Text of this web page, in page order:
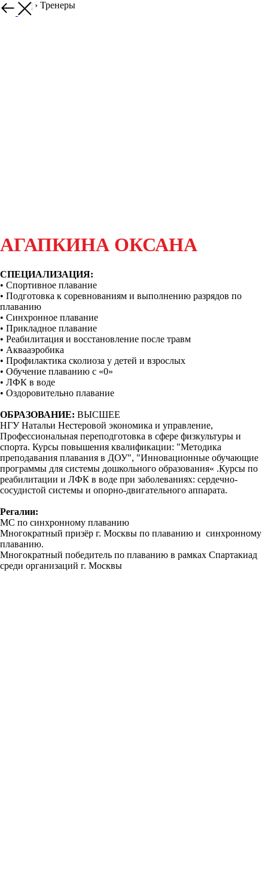
Главная › Тренеры
АГАПКИНА ОКСАНА
СПЕЦИАЛИЗАЦИЯ:
• Спортивное плавание
• Подготовка к соревнованиям и выполнению разрядов по
плаванию
• Синхронное плавание
• Прикладное плавание
• Реабилитация и восстановление после травм
• Аквааэробика
• Профилактика сколиоза у детей и взрослых
• Обучение плаванию с «0»
• ЛФК в воде
• Оздоровительно плавание
ОБРАЗОВАНИЕ: ВЫСШЕЕ
НГУ Натальи Нестеровой экономика и управление,
Профессиональная переподготовка в сфере физкультуры и
спорта. Курсы повышения квалификации: "Методика
преподавания плавания в ДОУ", "Инновационные обучающие
программы для системы дошкольного образования« .Курсы по
реабилитации и ЛФК в воде при заболеваниях: сердечно-
сосудистой системы и опорно-двигательного аппарата.
Регалии:
МС по синхронному плаванию
Многократный призёр г. Москвы по плаванию и синхронному
плаванию.
Многократный победитель по плаванию в рамках Спартакиад
среди организаций г. Москвы